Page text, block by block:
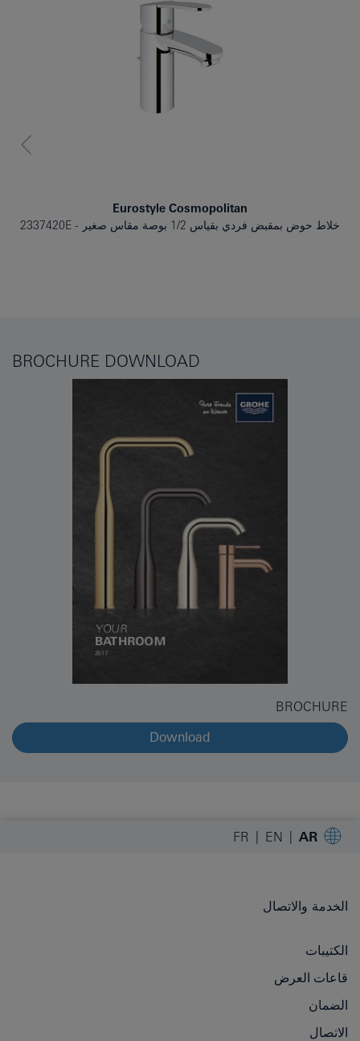
Eurostyle Cosmopolitan
خلاط حوض بمقبض فردي بقياس 1/2 بوصة مقاس صغير
2337420E
BROCHURE DOWNLOAD
BROCHURE
Download
AR
EN
FR
الخدمة والاتصال
الكتيبات
قاعات العرض
الضمان
الاتصال